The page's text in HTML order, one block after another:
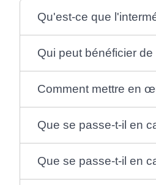
Qu'est-ce que
Qui peut bénéficier
Comment mettre en
Que se passe-t-il en
Que se passe-t-il en